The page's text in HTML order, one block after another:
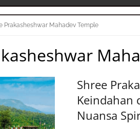
Prakasheshwar Mahadev Temple
Shree
Keindahan
Nuansa